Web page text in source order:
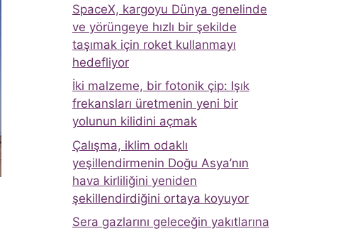
SpaceX, kargoyu Dünya genelinde
ve yörüngeye hızlı bir şekilde
taşımak için roket kullanmayı
hedefliyor
İki malzeme, bir fotonik çip: Işık
frekansları üretmenin yeni bir
yolunun kilidini açmak
Çalışma, iklim odaklı
yeşillendirmenin Doğu Asya’nın
hava kirliliğini yeniden
şekillendirdiğini ortaya koyuyor
Sera gazlarını geleceğin yakıtlarına